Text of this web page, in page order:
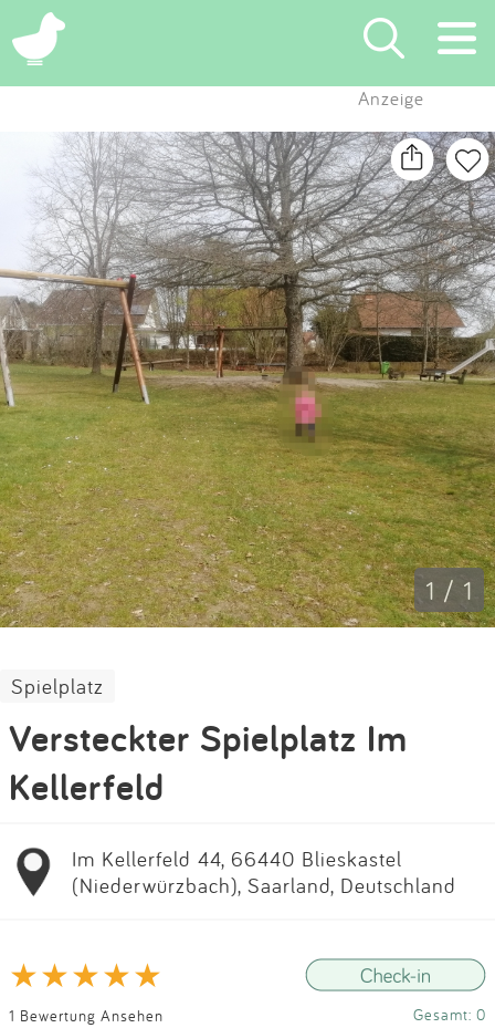
×
Suchen
Eintragen
App
Blog
Partner
Kontakt
Impressum
Anmelden
Anzeige
1 / 1
Spielplatz
Versteckter Spielplatz Im
Kellerfeld
Im Kellerfeld 44, 66440 Blieskastel
(Niederwürzbach), Saarland, Deutschland
1 Bewertung Ansehen Gesamt: 0